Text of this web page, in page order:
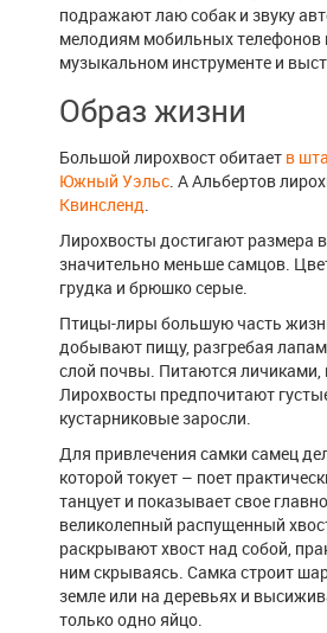
подражают лаю собак и звуку
мелодиям мобильных телефонов
музыкальном инструменте и
Образ жизни
Большой лирохвост обитает в
Южный Уэльс. А Альбертов
Квинсленд.
Лирохвосты достигают размера
значительно меньше самцов.
грудка и брюшко серые.
Птицы-лиры большую часть
добывают пищу, разгребая
слой почвы. Питаются
Лирохвосты предпочитают
кустарниковые заросли.
Для привлечения самки самец
которой токует – поет
танцует и показывает свое
великолепный распущенный
раскрывают хвост над собой,
ним скрываясь. Самка строит
земле или на деревьях и
только одно яйцо.